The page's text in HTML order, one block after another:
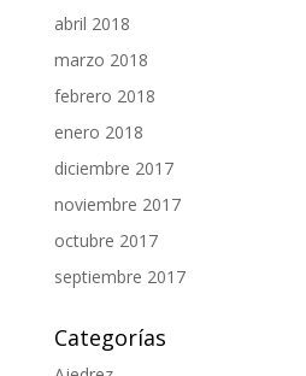
abril 2018
marzo 2018
febrero 2018
enero 2018
diciembre 2017
noviembre 2017
octubre 2017
septiembre 2017
Categorías